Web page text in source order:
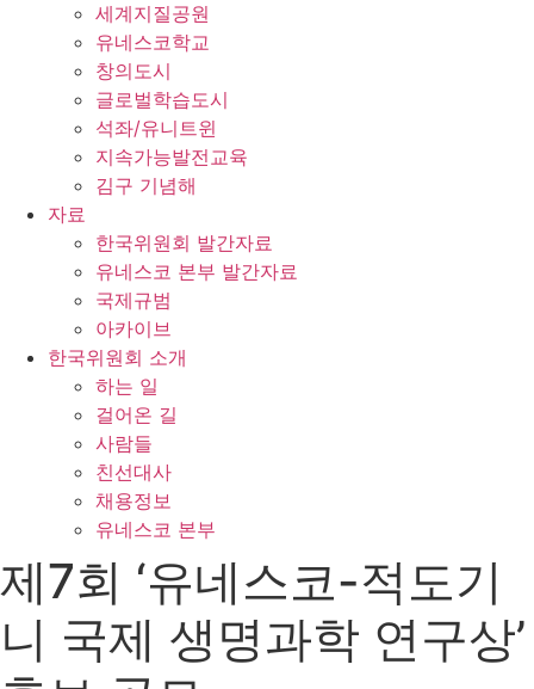
세계지질공원
유네스코학교
창의도시
글로벌학습도시
석좌/유니트윈
지속가능발전교육
김구 기념해
자료
한국위원회 발간자료
유네스코 본부 발간자료
국제규범
아카이브
한국위원회 소개
하는 일
걸어온 길
사람들
친선대사
채용정보
유네스코 본부
제7회 ‘유네스코-적도기
니 국제 생명과학 연구상’